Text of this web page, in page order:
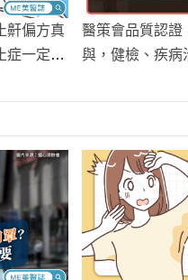
鼾偏方真
症一定要
醫策會品質認證
與，健檢、疾病